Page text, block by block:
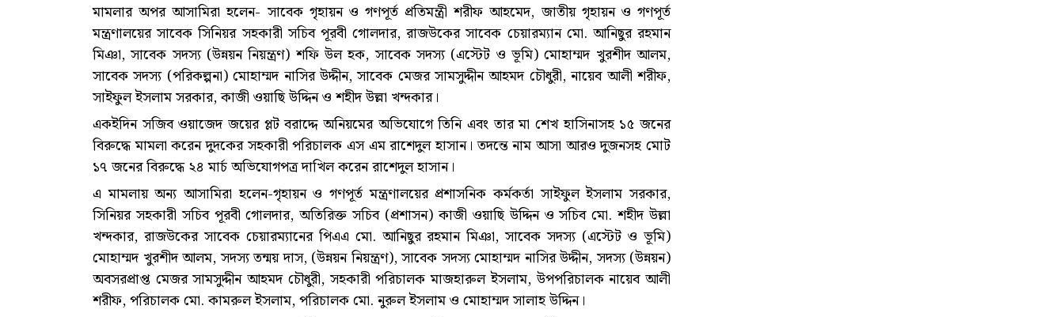
মামলার অপর আসামিরা হলেন- সাবেক গৃহায়ন ও গণপূর্ত প্রতিমন্ত্রী শরীফ আহমেদ, জাতীয় গৃহায়ন ও গণপূর্ত
মন্ত্রণালয়ের সাবেক সিনিয়র সহকারী সচিব পূরবী গোলদার, রাজউকের সাবেক চেয়ারম্যান মো. আনিছুর রহমান
মিঞা, সাবেক সদস্য (উন্নয়ন নিয়ন্ত্রণ) শফি উল হক, সাবেক সদস্য (এস্টেট ও ভূমি) মোহাম্মদ খুরশীদ আলম,
সাবেক সদস্য (পরিকল্পনা) মোহাম্মদ নাসির উদ্দীন, সাবেক মেজর সামসুদ্দীন আহমদ চৌধুরী, নায়েব আলী শরীফ,
সাইফুল ইসলাম সরকার, কাজী ওয়াছি উদ্দিন ও শহীদ উল্লা খন্দকার।
একইদিন সজিব ওয়াজেদ জয়ের প্লট বরাদ্দে অনিয়মের অভিযোগে তিনি এবং তার মা শেখ হাসিনাসহ ১৫ জনের
বিরুদ্ধে মামলা করেন দুদকের সহকারী পরিচালক এস এম রাশেদুল হাসান। তদন্তে নাম আসা আরও দুজনসহ মোট
১৭ জনের বিরুদ্ধে ২৪ মার্চ অভিযোগপত্র দাখিল করেন রাশেদুল হাসান।
এ মামলায় অন্য আসামিরা হলেন-গৃহায়ন ও গণপূর্ত মন্ত্রণালয়ের প্রশাসনিক কর্মকর্তা সাইফুল ইসলাম সরকার,
সিনিয়র সহকারী সচিব পূরবী গোলদার, অতিরিক্ত সচিব (প্রশাসন) কাজী ওয়াছি উদ্দিন ও সচিব মো. শহীদ উল্লা
খন্দকার, রাজউকের সাবেক চেয়ারম্যানের পিএএ মো. আনিছুর রহমান মিঞা, সাবেক সদস্য (এস্টেট ও ভূমি)
মোহাম্মদ খুরশীদ আলম, সদস্য তন্ময় দাস, (উন্নয়ন নিয়ন্ত্রণ), সাবেক সদস্য মোহাম্মদ নাসির উদ্দীন, সদস্য (উন্নয়ন)
অবসরপ্রাপ্ত মেজর সামসুদ্দীন আহমদ চৌধুরী, সহকারী পরিচালক মাজহারুল ইসলাম, উপপরিচালক নায়েব আলী
শরীফ, পরিচালক মো. কামরুল ইসলাম, পরিচালক মো. নুরুল ইসলাম ও মোহাম্মদ সালাহ উদ্দিন।